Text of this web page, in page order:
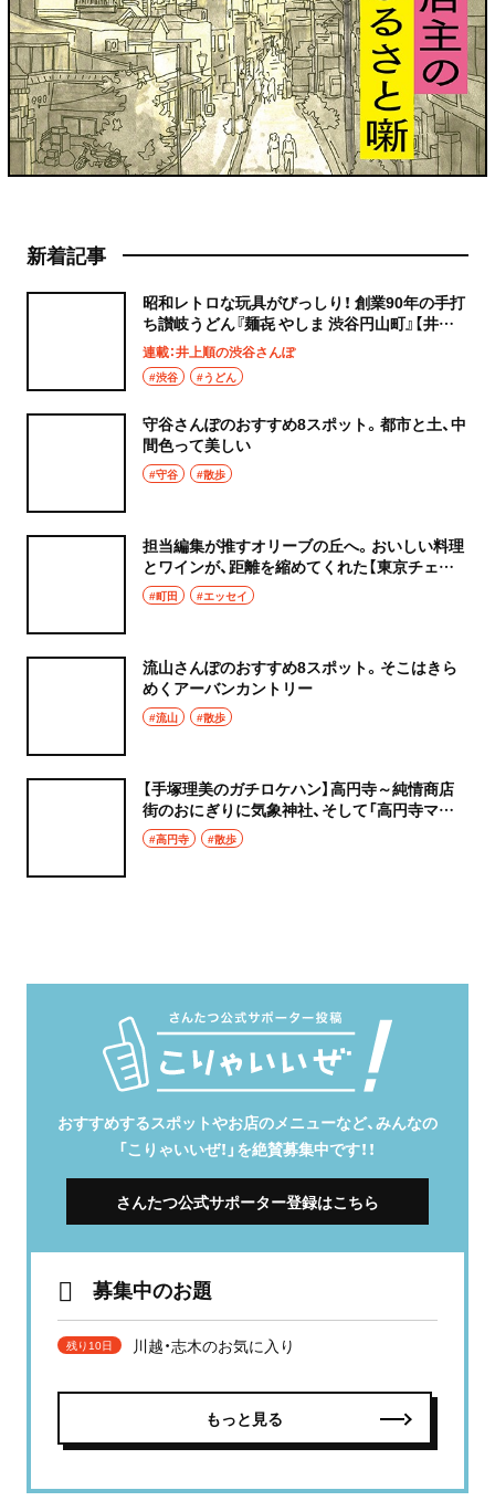
新着記事
昭和レトロな玩具がびっしり！ 創業90年の手打
ち讃岐うどん『麺㐂 やしま 渋谷円山町』【井上
順の渋谷さんぽ】
連載：井上順の渋谷さんぽ
#渋谷 #うどん
守谷さんぽのおすすめ8スポット。都市と土、中
間色って美しい
#守谷 #散歩
担当編集が推すオリーブの丘へ。おいしい料理
とワインが、距離を縮めてくれた【東京チェン
飯diary】
#町田 #エッセイ
流山さんぽのおすすめ8スポット。そこはきら
めくアーバンカントリー
#流山 #散歩
【手塚理美のガチロケハン】高円寺～純情商店
街のおにぎりに気象神社、そして「高円寺マシ
タ」へ！
#高円寺 #散歩
おすすめするスポットやお店のメニューなど、みんなの
「こりゃいいぜ！」を絶賛募集中です！！
さんたつ公式サポーター登録はこちら
募集中のお題
残り10日 川越・志木のお気に入り
もっと見る